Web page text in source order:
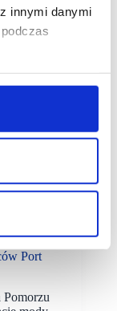
innymi danymi
Port